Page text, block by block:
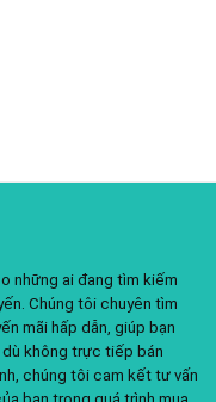
những ai đang tìm kiếm
Chúng tôi chuyên tìm
mãi hấp dẫn, giúp bạn
không trực tiếp bán
chúng tôi cam kết tư vấn